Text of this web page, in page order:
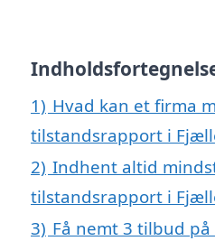
1) Hvad kan et firma
tilstandsrapport i
2) Indhent altid
tilstandsrapport i
3) Få nemt 3 tilbud